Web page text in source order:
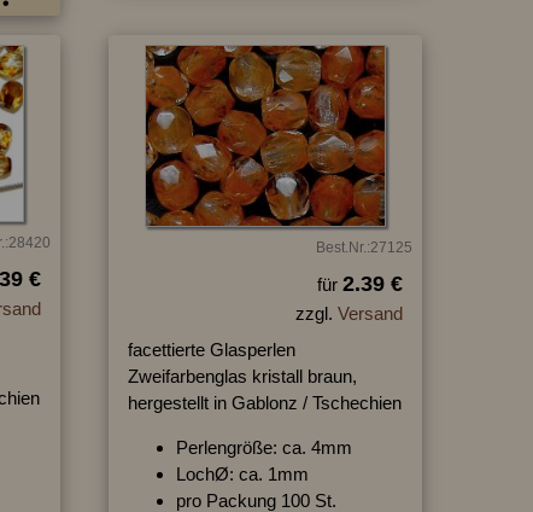
€
Best.Nr.:27125
für 2.39 €
zzgl. Versand
facettierte Glasperlen
Zweifarbenglas kristall braun,
hergestellt in Gablonz / Tschechien
Perlengröße: ca. 4mm
LochØ: ca. 1mm
pro Packung 100 St.